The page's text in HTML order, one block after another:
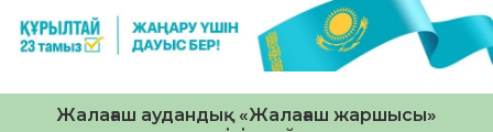
Жалағаш аудандық «Жалағаш жаршысы»